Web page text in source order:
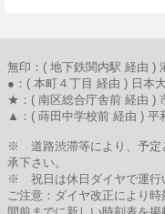
無印：( 地下鉄関内駅 経由 )
●：( 本町４丁目 経由 ) 日本
★：( 南区総合庁舎前 経由 )
▲：( 蒔田中学校前 経由 ) 平
※ 道路渋滞等により、予定
承下さい。
※ 祝日は休日ダイヤで運行
ご注意：ダイヤ改正により